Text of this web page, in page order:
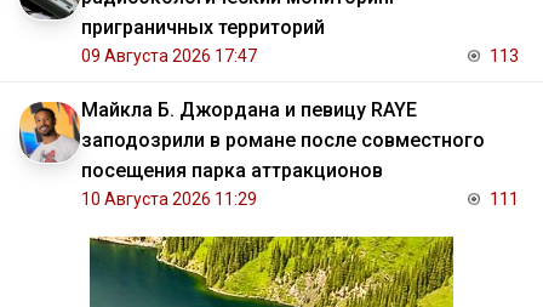
приграничных территорий
09 Августа 2026 17:47 113
Майкла Б. Джордана и певицу RAYE
заподозрили в романе после совместного
посещения парка аттракционов
10 Августа 2026 11:29 111